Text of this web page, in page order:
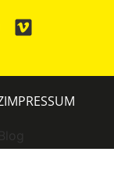
IMPRESSUM